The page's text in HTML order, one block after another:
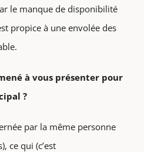
le manque de disponibilité
propice à une envolée des
à vous présenter pour
?
par la même personne
ce qui (c’est